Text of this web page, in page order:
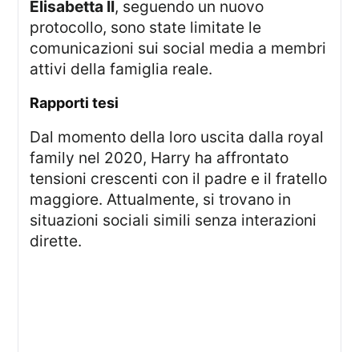
Elisabetta II, seguendo un nuovo
protocollo, sono state limitate le
comunicazioni sui social media a membri
attivi della famiglia reale.
Rapporti tesi
Dal momento della loro uscita dalla royal
family nel 2020, Harry ha affrontato
tensioni crescenti con il padre e il fratello
maggiore. Attualmente, si trovano in
situazioni sociali simili senza interazioni
dirette.